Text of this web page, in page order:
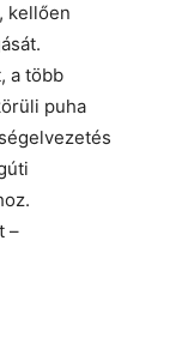
kellően
a több
puha
–